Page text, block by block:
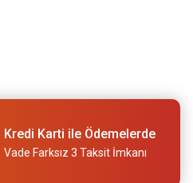
Kredi Karti ile Ödemelerde
Vade Farksız 3 Taksit İmkanı